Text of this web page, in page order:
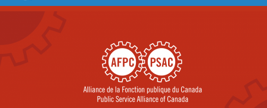
content